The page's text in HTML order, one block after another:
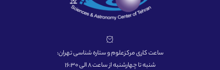
ساعت کاری مرکزعلوم و ستاره شناسی تهران:
شنبه تا چهارشنبه از ساعت 8 الی 16:30